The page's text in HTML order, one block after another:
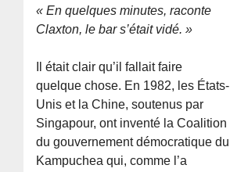
« En quelques minutes, raconte
Claxton, le bar s’était vidé. »
Il était clair qu’il fallait faire
quelque chose. En 1982, les États-
Unis et la Chine, soutenus par
Singapour, ont inventé la Coalition
du gouvernement démocratique du
Kampuchea qui, comme l’a